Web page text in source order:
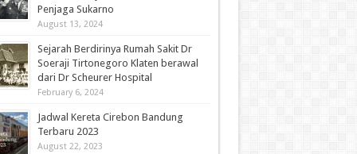
Penjaga Sukarno
August 13, 2024
Sejarah Berdirinya Rumah Sakit Dr
Soeraji Tirtonegoro Klaten berawal
dari Dr Scheurer Hospital
February 6, 2024
Jadwal Kereta Cirebon Bandung
Terbaru 2023
August 22, 2023